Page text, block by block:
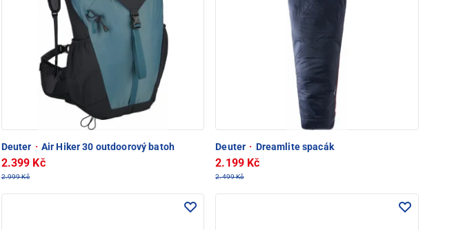
Deuter · Air Hiker 30 outdoorový batoh
2.399 Kč
2.999 Kč
Deuter · Dreamlite spacák
2.199 Kč
2.499 Kč